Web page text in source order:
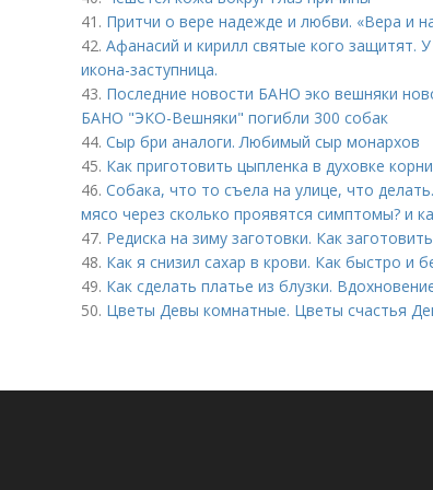
41. Притчи о вере надежде и любви. «Вера и
42. Афанасий и кирилл святые кого защитят.
икона-заступница.
43. Последние новости БАНО эко вешняки
БАНО "ЭКО-Вешняки" погибли 300 собак
44. Сыр бри аналоги. Любимый сыр монархов
45. Как приготовить цыпленка в духовке
46. Собака, что то съела на улице, что
мясо через сколько проявятся симптомы? и
47. Редиска на зиму заготовки. Как
48. Как я снизил сахар в крови. Как быстро и
49. Как сделать платье из блузки.
50. Цветы Девы комнатные. Цветы счастья